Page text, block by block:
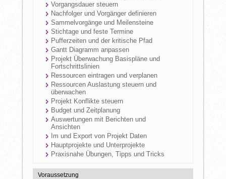
Vorgangsdauer steuern
Nachfolger und Vorgänger definieren
Sammelvorgänge und Meilensteine
Stichtage und feste Termine
Pufferzeiten und der kritische Pfad
Gantt Diagramm anpassen
Projekt Überwachung Basispläne und
Fortschrittslinien
Ressourcen eintragen und verplanen
Ressourcen Auslastung steuern und
überwachen
Projekt Konflikte steuern
Budget und Zeitplanung
Auswertungen mit Berichten und
Ansichten
Im und Export von Projekt Daten
Hauptprojekte und Unterprojekte
Praxisnahe Übungen, Tipps und Tricks
Voraussetzung